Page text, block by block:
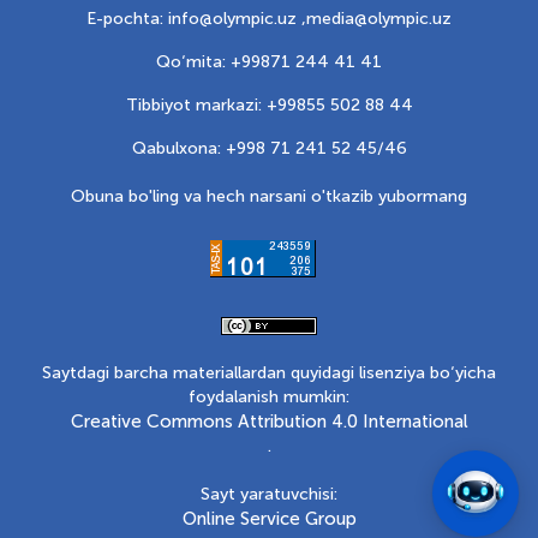
E-pochta: info@olympic.uz ,media@olympic.uz
Qo‘mita: +99871 244 41 41
Tibbiyot markazi: +99855 502 88 44
Qabulxona: +998 71 241 52 45/46
Obuna bo'ling va hech narsani o'tkazib yubormang
Saytdagi barcha materiallardan quyidagi lisenziya bo‘yicha
foydalanish mumkin:
Creative Commons Attribution 4.0 International
.
Sayt yaratuvchisi:
Online Service Group